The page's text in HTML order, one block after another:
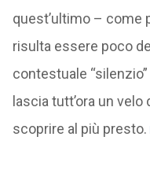
quest’ultimo – come
risulta essere poco
contestuale
lascia tutt’ora un
scoprire al più presto.